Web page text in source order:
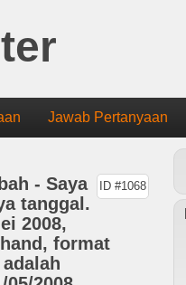
Jawab Pertanyaan
ID #1068
- Saya
tanggal.
2008,
format